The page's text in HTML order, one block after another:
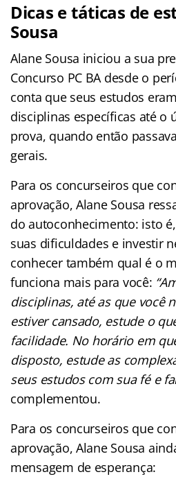
Dicas e táticas de
Sousa
Alane Sousa iniciou a sua
Concurso PC BA desde o
conta que seus estudos
disciplinas específicas até o
prova, quando então
gerais.
Para os concurseiros que
aprovação, Alane Sousa
do autoconhecimento: isto
suas dificuldades e investir
conhecer também qual é o
funciona mais para você:
disciplinas, até as que você
estiver cansado, estude o
facilidade. No horário em
disposto, estude as
seus estudos com sua fé e
complementou.
Para os concurseiros que
aprovação, Alane Sousa
mensagem de esperança: